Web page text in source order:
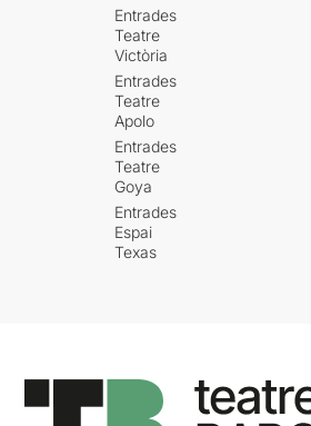
Entrades
Teatre
Victòria
Entrades
Teatre
Apolo
Entrades
Teatre
Goya
Entrades
Espai
Texas